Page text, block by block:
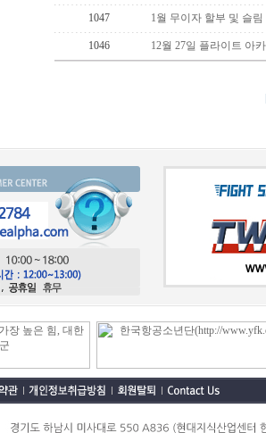
1047 1월 무이자 할부 및 슬
1046 12월 27일 플라이트 아